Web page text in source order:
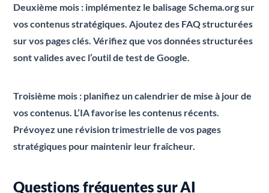
Deuxième mois : implémentez le balisage Schema.org sur
vos contenus stratégiques. Ajoutez des FAQ structurées
sur vos pages clés. Vérifiez que vos données structurées
sont valides avec l’outil de test de Google.
Troisième mois : planifiez un calendrier de mise à jour de
vos contenus. L’IA favorise les contenus récents.
Prévoyez une révision trimestrielle de vos pages
stratégiques pour maintenir leur fraîcheur.
Questions fréquentes sur AI